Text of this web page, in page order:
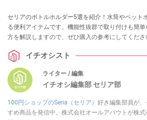
セリアのボトルホルダー5選を紹介！水筒やペット
る便利アイテムです。機能性抜群で取り付けも簡
方を解説しますので、ぜひ購入の参考にしてくださ
イチオシスト
ライター / 編集
イチオシ編集部 セリア部
100円ショップのSeria（セリア） 好き編集部員が
すめ商品を発信中。株式会社オールアバウトが株